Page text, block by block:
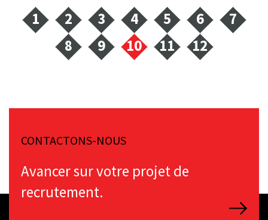
1 2 3 4 5 6
7
8
9 10 11 12
CONTACTONS-NOUS
Avancer sur votre projet de
recrutement.